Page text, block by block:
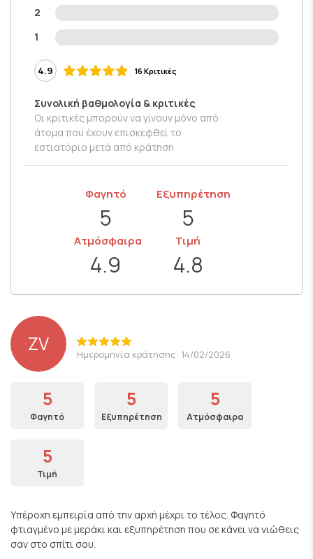
2
1
4.9 16 Κριτικές
Συνολική βαθμολογία & κριτικές
Οι κριτικές μπορούν να γίνουν μόνο από
άτομα που έχουν επισκεφθεί το
εστιατόριο μετά από κράτηση
Φαγητό
5
Εξυπηρέτηση
5
Ατμόσφαιρα
4.9
Τιμή
4.8
ZV Ημερομηνία κράτησης: 14/02/2026
5
Φαγητό
5
Εξυπηρέτηση
5
Ατμόσφαιρα
5
Τιμή
Υπέροχη εμπειρία από την αρχή μέχρι το τέλος. Φαγητό
φτιαγμένο με μεράκι και εξυπηρέτηση που σε κάνει να νιώθεις
σαν στο σπίτι σου.